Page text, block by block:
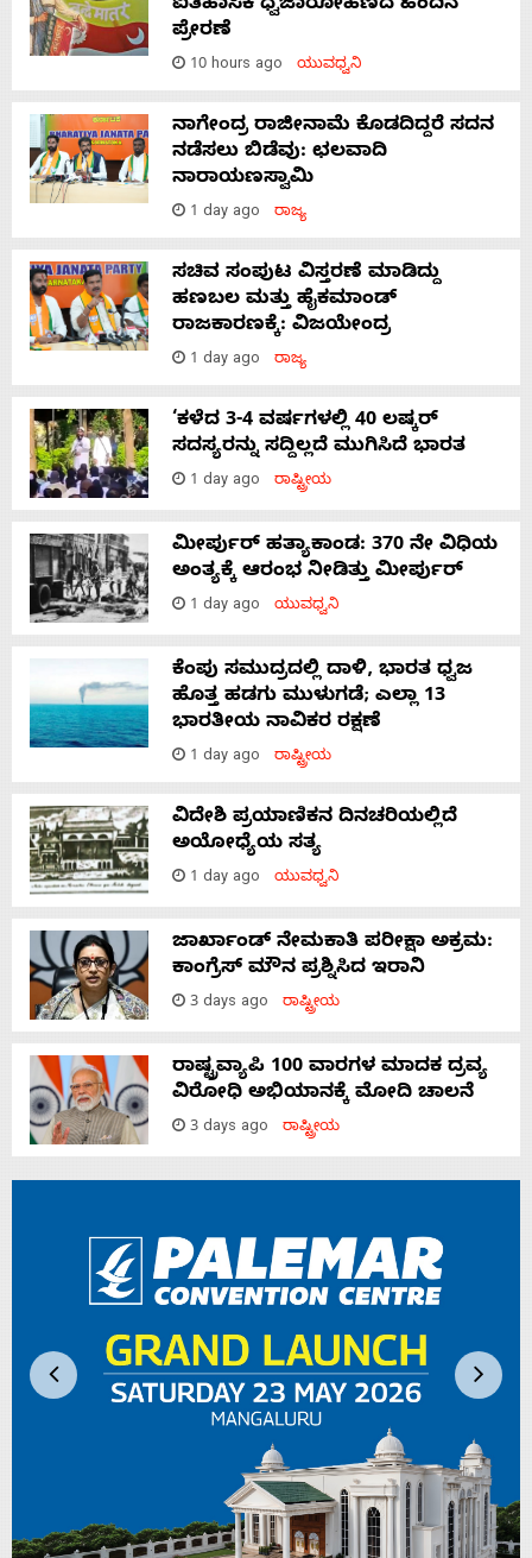
ಐತಿಹಾಸಿಕ ಧ್ವಜಾರೋಹಣದ ಹಿಂದಿನ
ಪ್ರೇರಣೆ
10 hours ago ಯುವಧ್ವನಿ
ನಾಗೇಂದ್ರ ರಾಜೀನಾಮೆ ಕೊಡದಿದ್ದರೆ ಸದನ
ನಡೆಸಲು ಬಿಡೆವು: ಛಲವಾದಿ
ನಾರಾಯಣಸ್ವಾಮಿ
1 day ago ರಾಜ್ಯ
ಸಚಿವ ಸಂಪುಟ ವಿಸ್ತರಣೆ ಮಾಡಿದ್ದು
ಹಣಬಲ ಮತ್ತು ಹೈಕಮಾಂಡ್
ರಾಜಕಾರಣಕ್ಕೆ: ವಿಜಯೇಂದ್ರ
1 day ago ರಾಜ್ಯ
‘ಕಳೆದ 3-4 ವರ್ಷಗಳಲ್ಲಿ 40 ಲಷ್ಕರ್
ಸದಸ್ಯರನ್ನು ಸದ್ದಿಲ್ಲದೆ ಮುಗಿಸಿದೆ ಭಾರತ
1 day ago ರಾಷ್ಟ್ರೀಯ
ಮೀರ್ಪುರ್ ಹತ್ಯಾಕಾಂಡ: 370 ನೇ ವಿಧಿಯ
ಅಂತ್ಯಕ್ಕೆ ಆರಂಭ ನೀಡಿತ್ತು ಮೀರ್ಪುರ್
1 day ago ಯುವಧ್ವನಿ
ಕೆಂಪು ಸಮುದ್ರದಲ್ಲಿ ದಾಳಿ, ಭಾರತ ಧ್ವಜ
ಹೊತ್ತ ಹಡಗು ಮುಳುಗಡೆ; ಎಲ್ಲಾ 13
ಭಾರತೀಯ ನಾವಿಕರ ರಕ್ಷಣೆ
1 day ago ರಾಷ್ಟ್ರೀಯ
ವಿದೇಶಿ ಪ್ರಯಾಣಿಕನ ದಿನಚರಿಯಲ್ಲಿದೆ
ಅಯೋಧ್ಯೆಯ ಸತ್ಯ
1 day ago ಯುವಧ್ವನಿ
ಜಾರ್ಖಾಂಡ್‌ ನೇಮಕಾತಿ ಪರೀಕ್ಷಾ ಅಕ್ರಮ:
ಕಾಂಗ್ರೆಸ್‌ ಮೌನ ಪ್ರಶ್ನಿಸಿದ ಇರಾನಿ
3 days ago ರಾಷ್ಟ್ರೀಯ
ರಾಷ್ಟ್ರವ್ಯಾಪಿ 100 ವಾರಗಳ ಮಾದಕ ದ್ರವ್ಯ
ವಿರೋಧಿ ಅಭಿಯಾನಕ್ಕೆ ಮೋದಿ ಚಾಲನೆ
3 days ago ರಾಷ್ಟ್ರೀಯ